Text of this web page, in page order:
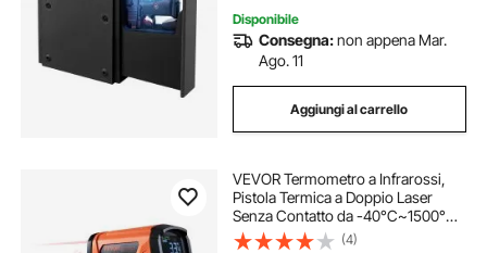
Disponibile
Consegna:non appena Mar.
Ago. 11
Aggiungi al carrello
VEVOR Termometro a Infrarossi,
Pistola Termica a Doppio Laser
Senza Contatto da -40°C~1500°C,
Pistola Termica Portatile a Infrarossi
(4)